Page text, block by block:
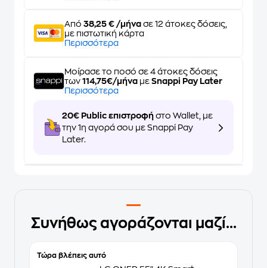
Από 38,25 € /μήνα σε 12 άτοκες δόσεις,
με πιστωτική κάρτα
Περισσότερα
Μοίρασε το ποσό σε 4 άτοκες δόσεις
των 114,75€/μήνα με Snappi Pay Later
Περισσότερα
20€ Public επιστροφή στο Wallet, με
την 1η αγορά σου με Snappi Pay
Later.
Συνήθως αγοράζονται μαζί...
Τώρα βλέπεις αυτό